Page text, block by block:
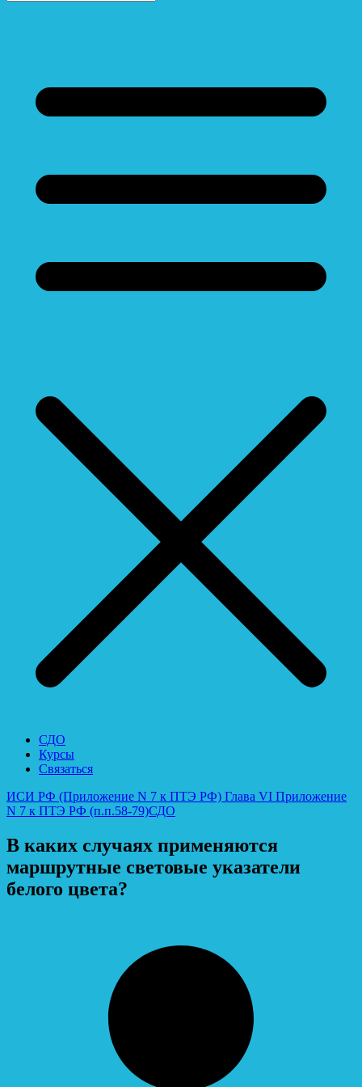
СДО
Курсы
Связаться
ИСИ РФ (Приложение N 7 к ПТЭ РФ) Глава VI Приложение
N 7 к ПТЭ РФ (п.п.58-79)СДО
В каких случаях применяются
маршрутные световые указатели
белого цвета?